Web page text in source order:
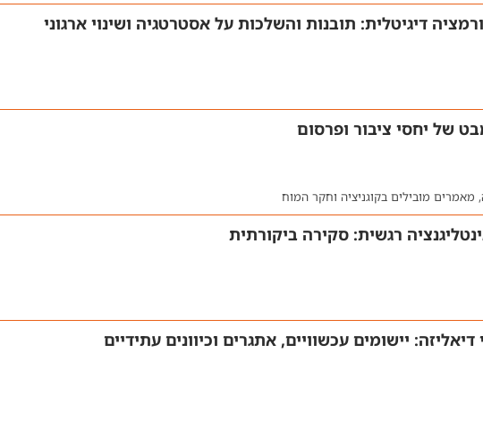
דיגיטלית: תובנות והשלכות על אסטרטגיה ושינוי ארגוני
של יחסי ציבור ופרסום
, מאמרים מובילים בקוגניציה וחקר המוח
רגשית: סקירה ביקורתית
יישומים עכשוויים, אתגרים וכיוונים עתידיים